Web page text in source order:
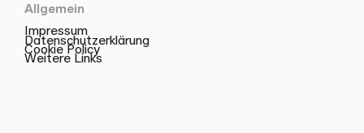
Allgemein
Impressum
Datenschutzerklärung
Cookie Policy
Weitere Links